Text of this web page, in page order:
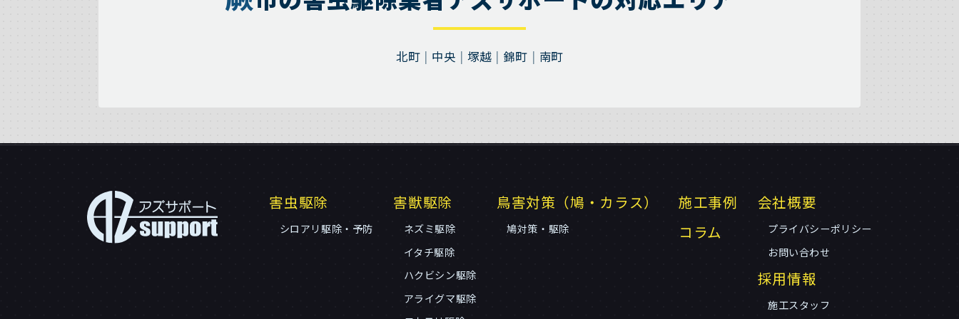
北町 中央 塚越 錦町 南町
害虫駆除
シロアリ駆除・予防
害獣駆除
ネズミ駆除
イタチ駆除
ハクビシン駆除
アライグマ駆除
鳥害対策（鳩・カラス）
鳩対策・駆除
施工事例
コラム
会社概要
プライバシーポリシー
お問い合わせ
採用情報
施工スタッフ